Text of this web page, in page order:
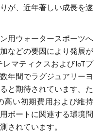
が、近年著しい成長を遂
用ウォータースポーツへ
などの要因により発展が
マティクスおよびIoTプ
年間でラグジュアリーヨ
と期待されています。た
高い初期費用および維持
ボートに関連する環境問
されています。